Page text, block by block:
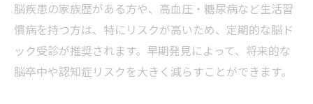
基準
脳ドック受診が推奨される年齢・リスク要
因
脳ドックはどんな人に特に役立つのかを解
脳疾患の家族歴がある方や、高血圧・糖尿病など生活習
慣病を持つ方は、特にリスクが高いため、定期的な脳ド
ック受診が推奨されます。早期発見によって、将来的な
脳卒中や認知症リスクを大きく減らすことができます。